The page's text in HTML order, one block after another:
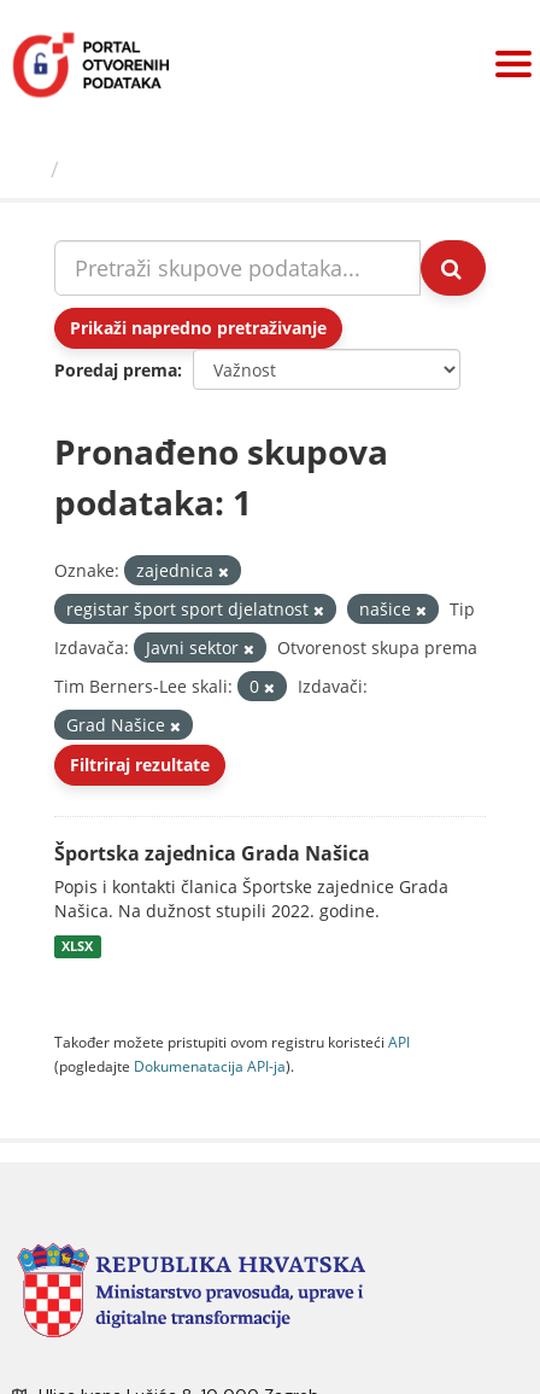
sadržaj
Prikaži napredno pretraživanje
Poredaj prema
Pronađeno skupova
podataka: 1
Oznake:
zajednica
registar šport sport djelatnost
našice
Tip
Izdavača:
Javni sektor
Otvorenost skupa prema
Tim Berners-Lee skali:
0
Izdavači:
Grad Našice
Filtriraj rezultate
Športska zajednica Grada Našica
Popis i kontakti članica Športske zajednice Grada
Našica. Na dužnost stupili 2022. godine.
XLSX
Također možete pristupiti ovom registru koristeći API
(pogledajte Dokumenаtаcijа API-jа).